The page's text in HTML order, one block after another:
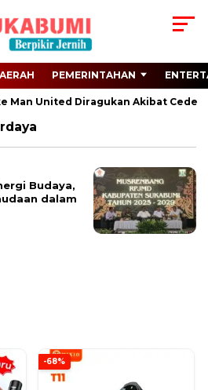
PEMERINTAHAN
United Diragukan Akibat Cedera
Budaya,
dalam
-68%